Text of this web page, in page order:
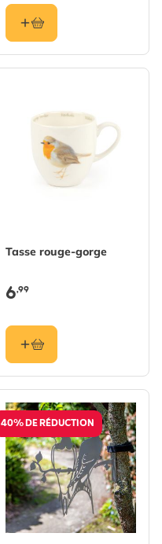
Tasse rouge-gorge
6,99
40% DE RÉDUCTION